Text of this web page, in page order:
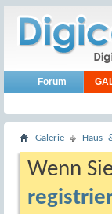
Forum
Galerie Haus-
Wenn